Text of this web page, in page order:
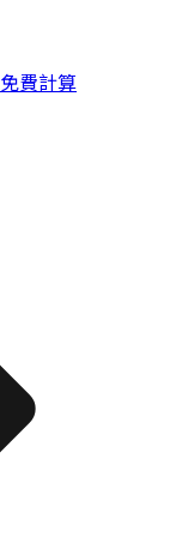
免費計算